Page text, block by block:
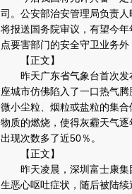
司。公安部治安管理局负责
将报送国务院审议，有望今
点要害部门的安全守卫业务
【正文】
昨天广东省气象台首次发
座城市仿佛陷入了一口热气
微小尘粒、烟粒或盐粒的集
物质的燃烧，使得灰霾天气
出现次数多了近50％。
【正文】
昨天凌晨，深圳富士康集
生恶心呕吐症状，随后被陆